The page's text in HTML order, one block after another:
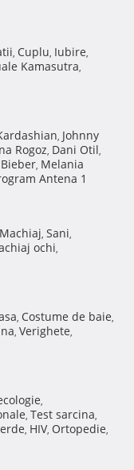
, Cuplu, Iubire,
Kamasutra,
, Johnny
Rogoz, Dani Otil,
, Melania
Antena 1
Machiaj, Sani,
ochi,
, Costume de baie,
, Verighete,
,
, Test sarcina,
, HIV, Ortopedie,